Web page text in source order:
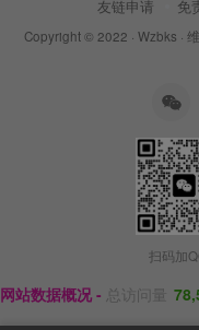
友链申请 免
Copyright © 2022 · Wzbks ·
扫码加
网站数据概况 - 总访问量